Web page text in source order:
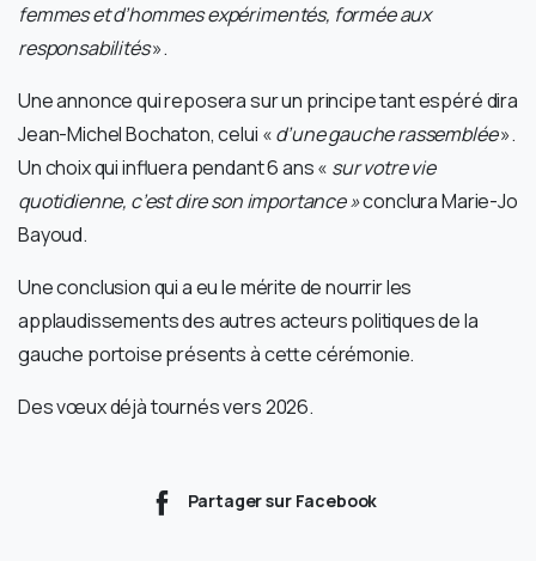
femmes et d’hommes expérimentés, formée aux
responsabilités».
Une annonce qui reposera sur un principe tant espéré dira
Jean-Michel Bochaton, celui «d’une gauche rassemblée».
Un choix qui influera pendant 6 ans « sur votre vie
quotidienne, c’est dire son importance »conclura Marie-Jo
Bayoud.
Une conclusion qui a eu le mérite de nourrir les
applaudissements des autres acteurs politiques de la
gauche portoise présents à cette cérémonie.
Des vœux déjà tournés vers 2026.
Partager sur Facebook